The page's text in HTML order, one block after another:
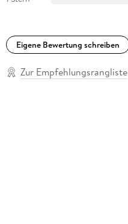
Eigene Bewertung schreiben
Zur Empfehlungsrangliste